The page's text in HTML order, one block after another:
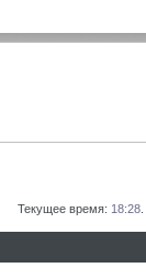
Текущее время: 18:28